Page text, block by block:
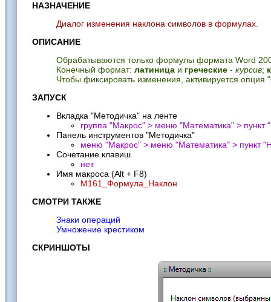
НАЗНАЧЕНИЕ
Диалог изменения наклона символов в формулах.
ОПИСАНИЕ
Обрабатываются только формулы формата Word
Конечный формат: латиница и греческие - курсив;
Чтобы фиксировать изменения, активируется
ЗАПУСК
Вкладка "Методичка" на ленте
группа "Макрос" > меню "Математика" > пункт "
Панель инструментов "Методичка"
меню "Макрос" > меню "Математика" > пункт "
Сочетание клавиш
нет
Имя макроса (Alt + F8)
M161_Формула_Наклон
СМОТРИ ТАКЖЕ
Знаки операций
Умножение крестиком
СКРИНШОТЫ